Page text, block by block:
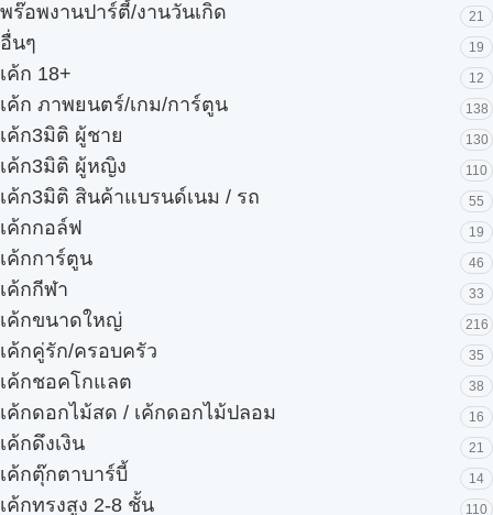
พร๊อพงานปาร์ตี้/งานวันเกิด 21
อื่นๆ 19
เค้ก 18+ 12
เค้ก ภาพยนตร์/เกม/การ์ตูน 138
เค้ก3มิติ ผู้ชาย 130
เค้ก3มิติ ผู้หญิง 110
เค้ก3มิติ สินค้าแบรนด์เนม / รถ 55
เค้กกอล์ฟ 19
เค้กการ์ตูน 46
เค้กกีฬา 33
เค้กขนาดใหญ่ 216
เค้กคู่รัก/ครอบครัว 35
เค้กชอคโกแลต 38
เค้กดอกไม้สด / เค้กดอกไม้ปลอม 16
เค้กดึงเงิน 21
เค้กตุ๊กตาบาร์บี้ 14
เค้กทรงสูง 2-8 ชั้น 110